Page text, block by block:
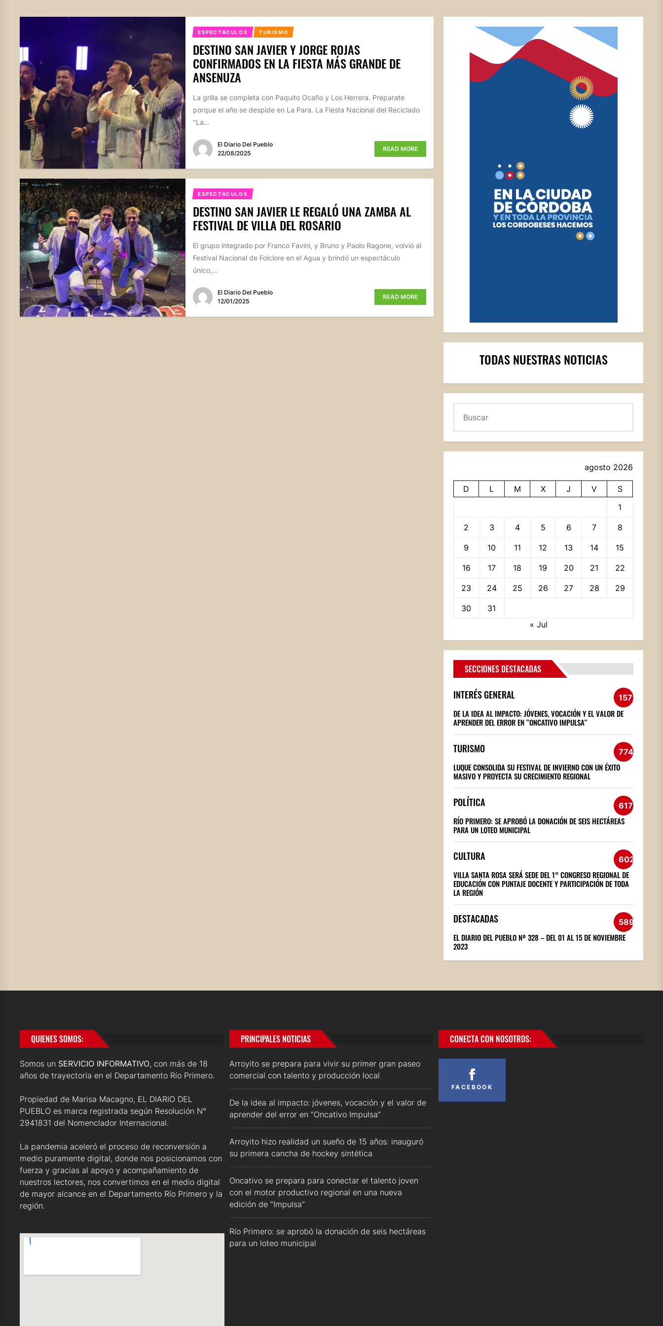
ESPECTÁCULOS TURISMO
DESTINO SAN JAVIER Y JORGE ROJAS
CONFIRMADOS EN LA FIESTA MÁS GRANDE DE
ANSENUZA
La grilla se completa con Paquito Ocaño y Los Herrera. Preparate
porque el año se despide en La Para. La Fiesta Nacional del Reciclado
"La...
El Diario Del Pueblo
22/08/2025
READ MORE
ESPECTÁCULOS
DESTINO SAN JAVIER LE REGALÓ UNA ZAMBA AL
FESTIVAL DE VILLA DEL ROSARIO
El grupo integrado por Franco Favini, y Bruno y Paolo Ragone, volvió al
Festival Nacional de Folclore en el Agua y brindó un espectáculo
único,...
El Diario Del Pueblo
12/01/2025
READ MORE
TODAS NUESTRAS NOTICIAS
agosto 2026
D L M X J V
S
1
2 3 4 5 6 7 8
9 10 11 12 13 14 15
16 17 18 19 20 21 22
23 24 25 26 27 28 29
30
31
« Jul
SECCIONES DESTACADAS
INTERÉS GENERAL 1572
DE LA IDEA AL IMPACTO: JÓVENES, VOCACIÓN Y EL VALOR DE
APRENDER DEL ERROR EN “ONCATIVO IMPULSA”
TURISMO 774
LUQUE CONSOLIDA SU FESTIVAL DE INVIERNO CON UN ÉXITO
MASIVO Y PROYECTA SU CRECIMIENTO REGIONAL
POLÍTICA 617
RÍO PRIMERO: SE APROBÓ LA DONACIÓN DE SEIS HECTÁREAS
PARA UN LOTEO MUNICIPAL
CULTURA 602
VILLA SANTA ROSA SERÁ SEDE DEL 1° CONGRESO REGIONAL DE
EDUCACIÓN CON PUNTAJE DOCENTE Y PARTICIPACIÓN DE TODA
LA REGIÓN
DESTACADAS 589
EL DIARIO DEL PUEBLO Nº 328 – DEL 01 AL 15 DE NOVIEMBRE
2023
QUIENES SOMOS:
Somos un SERVICIO INFORMATIVO, con más de 18
años de trayectoria en el Departamento Río Primero.
Propiedad de Marisa Macagno, EL DIARIO DEL
PUEBLO es marca registrada según Resolución N°
2941831 del Nomenclador Internacional.
La pandemia aceleró el proceso de reconversión a
medio puramente digital, donde nos posicionamos con
fuerza y gracias al apoyo y acompañamiento de
nuestros lectores, nos convertimos en el medio digital
de mayor alcance en el Departamento Río Primero y la
región.
PRINCIPALES NOTICIAS
Arroyito se prepara para vivir su primer gran paseo
comercial con talento y producción local
De la idea al impacto: jóvenes, vocación y el valor de
aprender del error en “Oncativo Impulsa”
Arroyito hizo realidad un sueño de 15 años: inauguró
su primera cancha de hockey sintética
Oncativo se prepara para conectar el talento joven
con el motor productivo regional en una nueva
edición de “Impulsa”
Río Primero: se aprobó la donación de seis hectáreas
para un loteo municipal
CONECTA CON NOSOTROS:
FACEBOOK